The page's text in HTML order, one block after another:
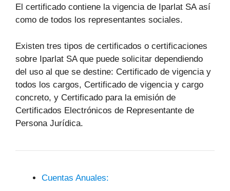
El certificado contiene la vigencia de Iparlat SA así
como de todos los representantes sociales.
Existen tres tipos de certificados o certificaciones
sobre Iparlat SA que puede solicitar dependiendo
del uso al que se destine: Certificado de vigencia y
todos los cargos, Certificado de vigencia y cargo
concreto, y Certificado para la emisión de
Certificados Electrónicos de Representante de
Persona Jurídica.
Cuentas Anuales: